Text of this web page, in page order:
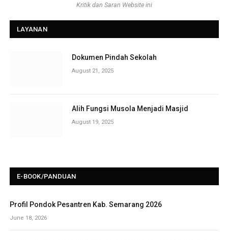
Kritik dan Saran Website ini
LAYANAN
Dokumen Pindah Sekolah
August 21, 2025
Alih Fungsi Musola Menjadi Masjid
August 19, 2025
E-BOOK/PANDUAN
Profil Pondok Pesantren Kab. Semarang 2026
June 18, 2026